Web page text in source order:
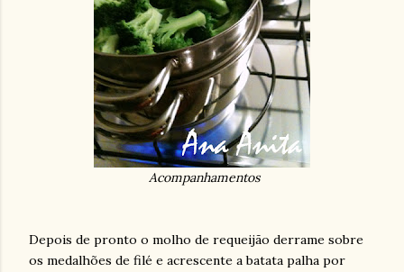
Acompanhamentos
Depois de pronto o molho de requeijão derrame sobre
os medalhões de filé e acrescente a batata palha por